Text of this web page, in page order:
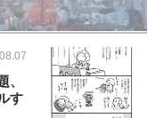
、
す